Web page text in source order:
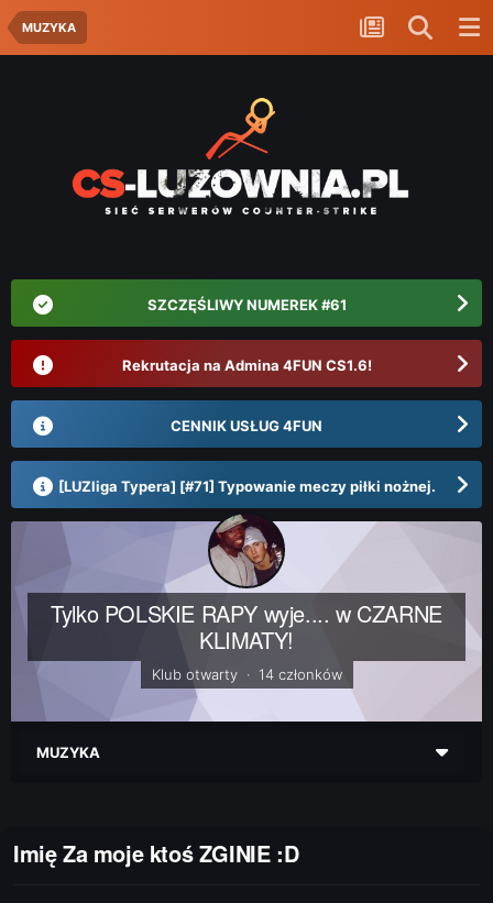
MUZYKA
SZCZĘŚLIWY NUMEREK #61
Rekrutacja na Admina 4FUN CS1.6!
CENNIK USŁUG 4FUN
[LUZliga Typera] [#71] Typowanie meczy piłki nożnej.
Tylko POLSKIE RAPY wyje.... w CZARNE
KLIMATY!
Klub otwarty · 14 członków
MUZYKA
Imię Za moje ktoś ZGINIE :D